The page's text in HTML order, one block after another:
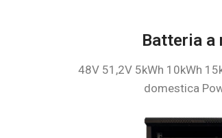
Batteria a
48V 51,2V 5kWh 10kWh
domestica